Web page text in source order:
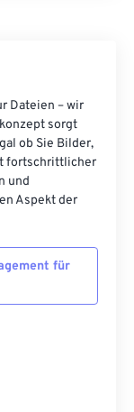
Dateien – wir
sorgt
ob Sie Bilder,
fortschrittlicher
und
Aspekt der
für